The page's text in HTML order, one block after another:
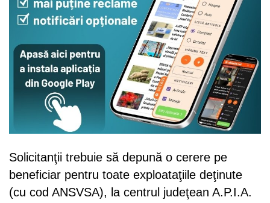
Solicitanţii trebuie să depună o cerere pe
beneficiar pentru toate exploataţiile deţinute
(cu cod ANSVSA), la centrul judeţean A.P.I.A.